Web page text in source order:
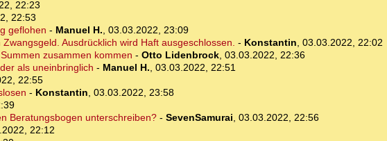
22:23
22:53
geflohen - Manuel H., 03.03.2022, 23:09
Ausdrücklich wird Haft ausgeschlossen. - Konstantin, 03.03.2022, 22:02
zusammen kommen - Otto Lidenbrock, 03.03.2022, 22:36
als uneinbringlich - Manuel H., 03.03.2022, 22:51
22:55
- Konstantin, 03.03.2022, 23:58
Beratungsbogen unterschreiben?- SevenSamurai, 03.03.2022, 22:56
22:12